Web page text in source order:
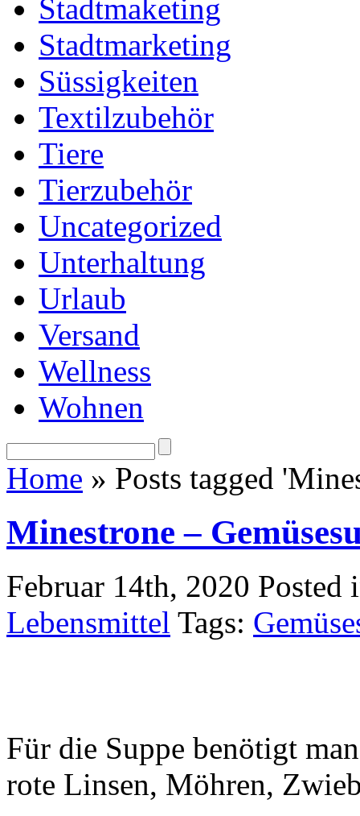
Stadtmaketing
Stadtmarketing
Süssigkeiten
Textilzubehör
Tiere
Tierzubehör
Uncategorized
Unterhaltung
Urlaub
Versand
Wellness
Wohnen
Home » Posts tagged
Minestrone –
Februar 14th, 2020 Posted
Lebensmittel Tags:
Für die Suppe benötigt
rote Linsen, Möhren,